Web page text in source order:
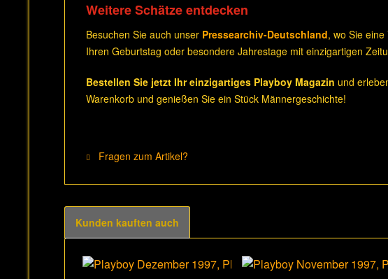
Weitere Schätze entdecken
Besuchen Sie auch unser Pressearchiv-Deutschland, wo Sie
Ihren Geburtstag oder besondere Jahrestage mit einzigartigen
Bestellen Sie jetzt Ihr einzigartiges Playboy Magazin und
Warenkorb und genießen Sie ein Stück Männergeschichte!
Fragen zum Artikel?
Kunden kauften auch